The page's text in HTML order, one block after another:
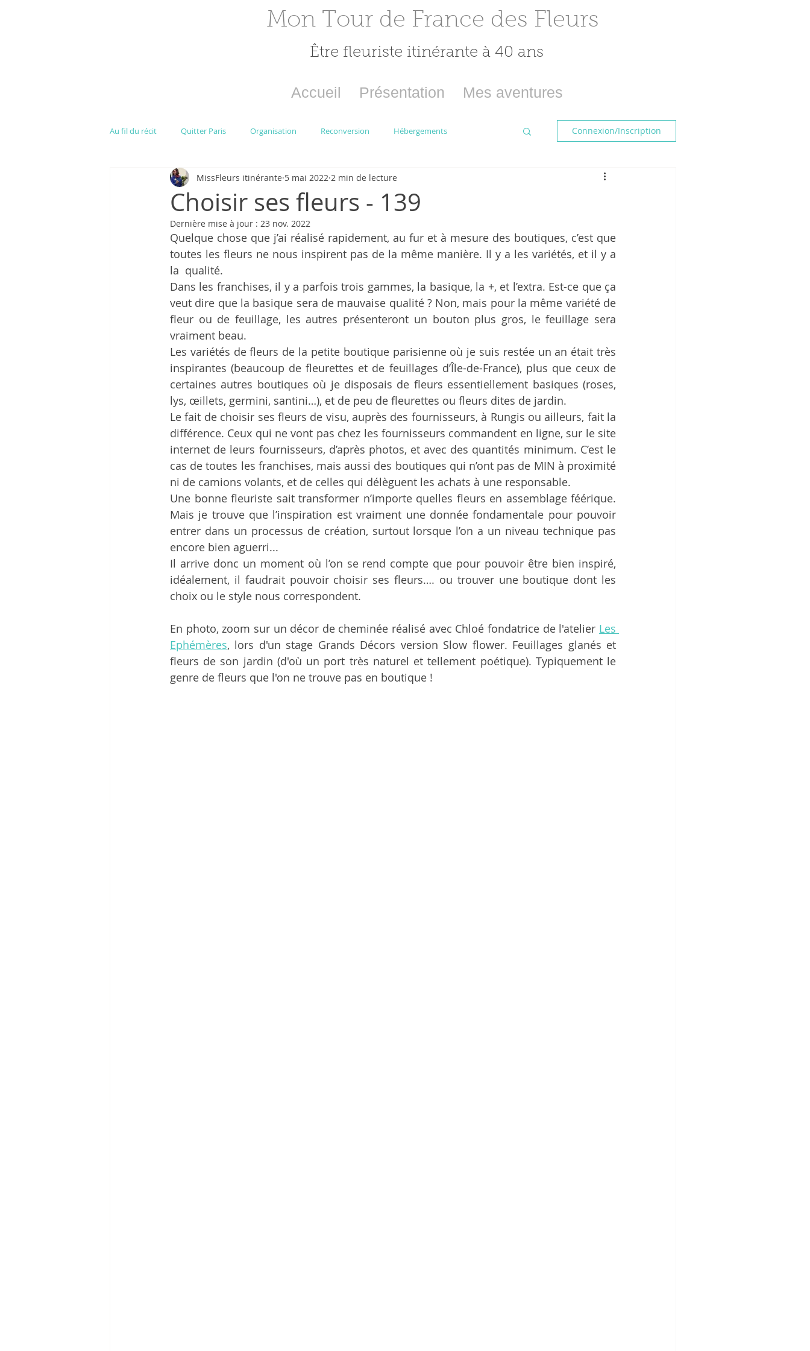
Mon Tour de France des Fleurs
Être fleuriste itinérante à 40 ans
Accueil Présentation Mes aventures
Au fil du récit Quitter Paris Organisation Reconversion Hébergements
Bourges, 1ère destinat° Aix-les-Bains, 2e destinat° Besançon, 3e destinat°
Le Cannet, 4e destinat° Les Sables d'Olonne, 5e destinat°
Mâcon, 7e destinat°
Pralognan-la-Vanoise, 10e destinat° Beaurepaire, 11e destinat° Un mariage à Monaco
Vierzon, 12e destination
Connexion/Inscription
Choisir ses fleurs - 139
MissFleurs itinérante 5 mai 2022 2 min de lecture
Dernière mise à jour : 23 nov. 2022
Quelque chose que j’ai réalisé rapidement, au fur et à mesure des boutiques, c’est que
toutes les fleurs ne nous inspirent pas de la même manière. Il y a les variétés, et il y a
la  qualité.
Dans les franchises, il y a parfois trois gammes, la basique, la +, et l’extra. Est-ce que ça
veut dire que la basique sera de mauvaise qualité ? Non, mais pour la même variété de
fleur ou de feuillage, les autres présenteront un bouton plus gros, le feuillage sera
vraiment beau.
Les variétés de fleurs de la petite boutique parisienne où je suis restée un an était très
inspirantes (beaucoup de fleurettes et de feuillages d’Île-de-France), plus que ceux de
certaines autres boutiques où je disposais de fleurs essentiellement basiques (roses,
lys, œillets, germini, santini…), et de peu de fleurettes ou fleurs dites de jardin.
Le fait de choisir ses fleurs de visu, auprès des fournisseurs, à Rungis ou ailleurs, fait la
différence. Ceux qui ne vont pas chez les fournisseurs commandent en ligne, sur le site
internet de leurs fournisseurs, d’après photos, et avec des quantités minimum. C’est le
cas de toutes les franchises, mais aussi des boutiques qui n’ont pas de MIN à proximité
ni de camions volants, et de celles qui délèguent les achats à une responsable.
Une bonne fleuriste sait transformer n’importe quelles fleurs en assemblage féérique.
Mais je trouve que l’inspiration est vraiment une donnée fondamentale pour pouvoir
entrer dans un processus de création, surtout lorsque l’on a un niveau technique pas
encore bien aguerri...
Il arrive donc un moment où l’on se rend compte que pour pouvoir être bien inspiré,
idéalement, il faudrait pouvoir choisir ses fleurs…. ou trouver une boutique dont les
choix ou le style nous correspondent.
En photo, zoom sur un décor de cheminée réalisé avec Chloé fondatrice de l'atelier Les
Ephémères, lors d'un stage Grands Décors version Slow flower. Feuillages glanés et
fleurs de son jardin (d'où un port très naturel et tellement poétique). Typiquement le
genre de fleurs que l'on ne trouve pas en boutique !